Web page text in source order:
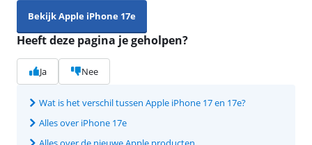
Bekijk Apple iPhone 17e
Heeft deze pagina je geholpen?
Ja Nee
Wat is het verschil tussen Apple iPhone 17 en 17e?
Alles over iPhone 17e